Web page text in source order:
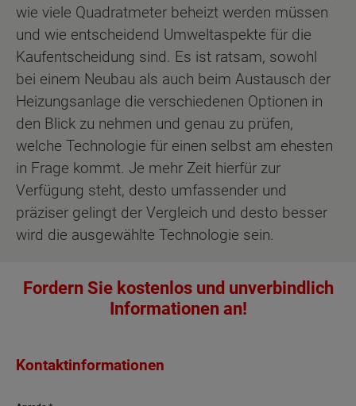
wie viele Quadratmeter beheizt werden müssen
und wie entscheidend Umweltaspekte für die
Kaufentscheidung sind. Es ist ratsam, sowohl
bei einem Neubau als auch beim Austausch der
Heizungsanlage die verschiedenen Optionen in
den Blick zu nehmen und genau zu prüfen,
welche Technologie für einen selbst am ehesten
in Frage kommt. Je mehr Zeit hierfür zur
Verfügung steht, desto umfassender und
präziser gelingt der Vergleich und desto besser
wird die ausgewählte Technologie sein.
Fordern Sie kostenlos und unverbindlich
Informationen an!
Kontaktinformationen